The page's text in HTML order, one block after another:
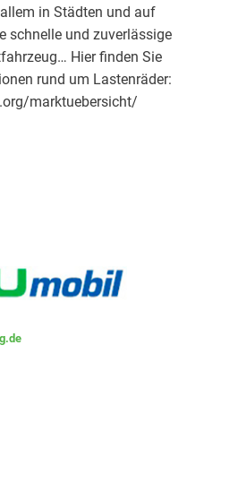
in Städten und auf
schnelle und zuverlässige
Hier finden Sie
rund um Lastenräder:
marktuebersicht/